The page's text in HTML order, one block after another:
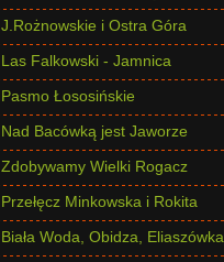
J.Rożnowskie i Ostra Góra
Las Falkowski - Jamnica
Pasmo Łososińskie
Nad Bacówką jest Jaworze
Zdobywamy Wielki Rogacz
Przełęcz Minkowska i Rokita
Biała Woda, Obidza, Eliaszówka